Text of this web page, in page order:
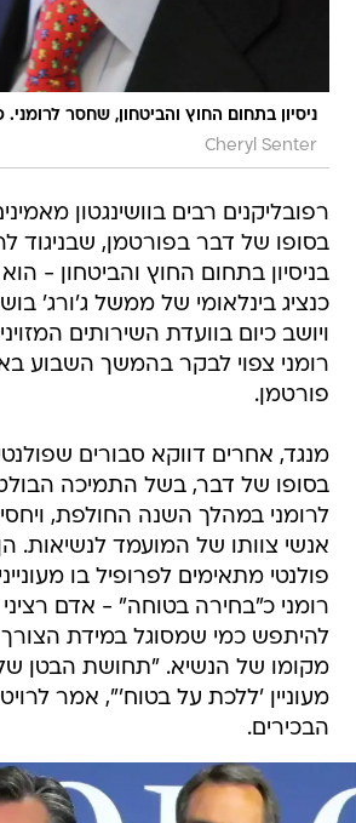
ניסיון בתחום החוץ והביטחון, שחסר לרומני.
Cheryl Senter
רפובליקנים רבים בוושינגטון
בסופו של דבר בפורטמן, שבניגוד
בניסיון בתחום החוץ והביטחון -
כנציג בינלאומי של ממשל ג'ורג'
ויושב כיום בוועדת השירותים
רומני צפוי לבקר בהמשך השבוע
פורטמן.
מנגד, אחרים דווקא סבורים
בסופו של דבר, בשל התמיכה
לרומני במהלך השנה החולפת,
אנשי צוותו של המועמד לנשיאות.
פולנטי מתאימים לפרופיל בו
רומני כ"בחירה בטוחה" - אדם רציני
להיתפש כמי שמסוגל במידת
מקומו של הנשיא. "תחושת הבטן
מעוניין 'ללכת על בטוח'", אמר
הבכירים.